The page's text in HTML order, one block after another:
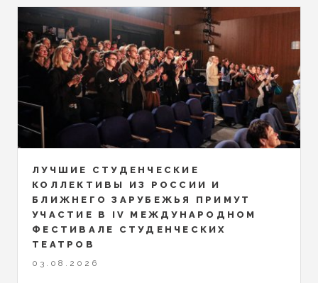
ЛУЧШИЕ СТУДЕНЧЕСКИЕ
КОЛЛЕКТИВЫ ИЗ РОССИИ И
БЛИЖНЕГО ЗАРУБЕЖЬЯ ПРИМУТ
УЧАСТИЕ В IV МЕЖДУНАРОДНОМ
ФЕСТИВАЛЕ СТУДЕНЧЕСКИХ
ТЕАТРОВ
03.08.2026